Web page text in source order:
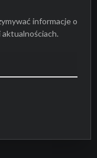
KOSZYKU.
informacje o